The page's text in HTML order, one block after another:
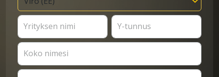
Yrityksen nimi Y-tunnus
Koko nimesi